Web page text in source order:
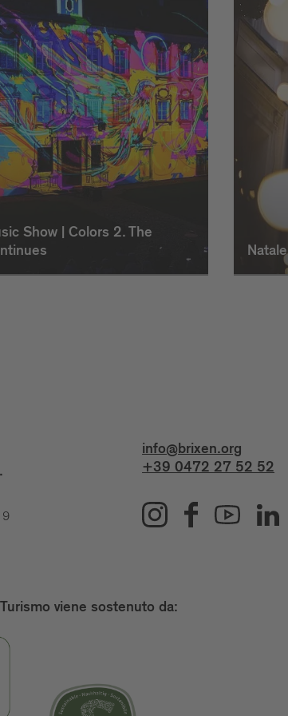
Show | Colors 2. The
Natale
9
info@brixen.org
+39 0472 27 52 52
viene sostenuto da: